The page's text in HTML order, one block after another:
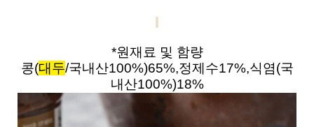
*원재료 및 함량
콩(대두/국내산100%)65%,정제수17%,식염(국
내산100%)18%